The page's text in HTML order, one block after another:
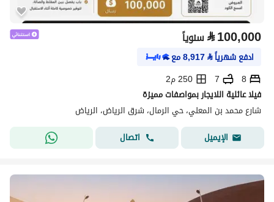
⃁100,000 سنوياً
ادفع شهرياً⃁
8,917مع
8
7
250 م2
فيلا عائلية اللايجار بمواصفات مميزة
شارع محمد بن المعلي، حي الرمال، شرق الرياض، الرياض
الإيميل
اتصال